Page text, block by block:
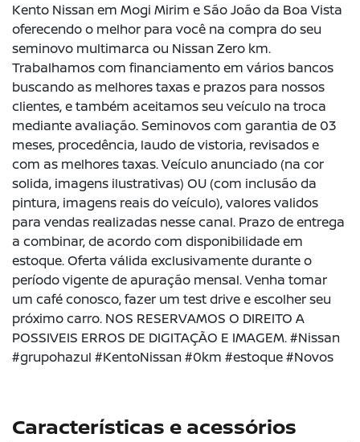
Kento Nissan em Mogi Mirim e São João da Boa Vista
oferecendo o melhor para você na compra do seu
seminovo multimarca ou Nissan Zero km.
Trabalhamos com financiamento em vários bancos
buscando as melhores taxas e prazos para nossos
clientes, e também aceitamos seu veículo na troca
mediante avaliação. Seminovos com garantia de 03
meses, procedência, laudo de vistoria, revisados e
com as melhores taxas. Veículo anunciado (na cor
solida, imagens ilustrativas) OU (com inclusão da
pintura, imagens reais do veículo), valores validos
para vendas realizadas nesse canal. Prazo de entrega
a combinar, de acordo com disponibilidade em
estoque. Oferta válida exclusivamente durante o
período vigente de apuração mensal. Venha tomar
um café conosco, fazer um test drive e escolher seu
próximo carro. NOS RESERVAMOS O DIREITO A
POSSIVEIS ERROS DE DIGITAÇÃO E IMAGEM. #Nissan
#grupohazul #KentoNissan #0km #estoque #Novos
Características e acessórios